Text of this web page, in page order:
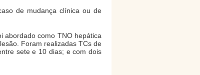
de mudança clínica ou de
abordado como TNO hepática
Foram realizadas TCs de
sete e 10 dias; e com dois